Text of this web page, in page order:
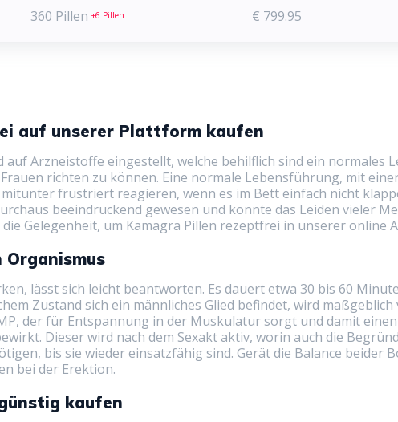
360 Pillen +6 Pillen € 799.95
auf unserer Plattform kaufen
auf Arzneistoffe eingestellt, welche behilflich sind ein normales
richten zu können. Eine normale Lebensführung, mit
frustriert reagieren, wenn es im Bett einfach nicht
beeindruckend gewesen und konnte das Leiden vieler
Gelegenheit, um Kamagra Pillen rezeptfrei in unserer online
Organismus
lässt sich leicht beantworten. Es dauert etwa 30 bis 60
Zustand sich ein männliches Glied befindet, wird
der für Entspannung in der Muskulatur sorgt und damit
Dieser wird nach dem Sexakt aktiv, worin auch die
bis sie wieder einsatzfähig sind. Gerät die Balance beider
bei der Erektion.
kaufen